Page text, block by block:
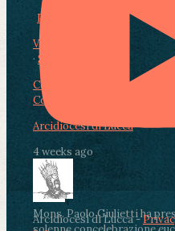
Photo
View on Facebook
· Share
Condividi su Facebook
Condividi su LinkedIn
Arcidiocesi di Lucca
4 weeks ago
Mons. Paolo Giulietti ha
Arcidiocesi di Lucca -